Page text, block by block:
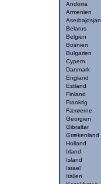
Andorra
Armenien
Aserbajdsjan
Belarus
Belgien
Bosnien
Bulgarien
Cypern
Danmark
England
Estland
Finland
Frankrig
Færøerne
Georgien
Gibraltar
Grækenland
Holland
Irland
Island
Israel
Italien